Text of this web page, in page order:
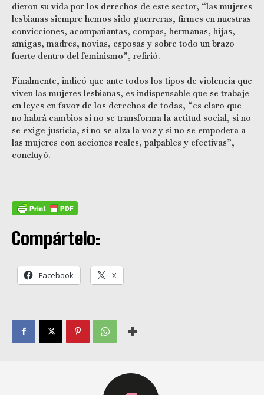
dieron su vida por los derechos de este sector, “las mujeres
lesbianas siempre hemos sido guerreras, firmes en nuestras
convicciones, acompañantas, compas, hermanas, hijas,
amigas, madres, novias, esposas y sobre todo un brazo
fuerte dentro del feminismo”, refirió.
Finalmente, indicó que ante todos los tipos de violencia que
viven las mujeres lesbianas, es indispensable que se trabaje
en leyes en favor de los derechos de todas, “es claro que
no habrá cambios si no se transforma la actitud social, si no
se exige justicia, si no se alza la voz y si no se empodera a
las mujeres con acciones reales, palpables y efectivas”,
concluyó.
Compártelo:
Facebook X